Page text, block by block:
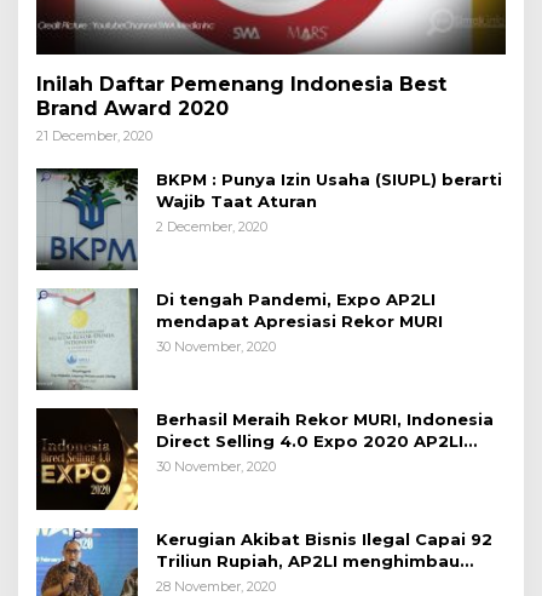
Inilah Daftar Pemenang Indonesia Best
Brand Award 2020
21 December, 2020
BKPM : Punya Izin Usaha (SIUPL) berarti
Wajib Taat Aturan
2 December, 2020
Di tengah Pandemi, Expo AP2LI
mendapat Apresiasi Rekor MURI
30 November, 2020
Berhasil Meraih Rekor MURI, Indonesia
Direct Selling 4.0 Expo 2020 AP2LI
berakhir sangat memuaskan
30 November, 2020
Kerugian Akibat Bisnis Ilegal Capai 92
Triliun Rupiah, AP2LI menghimbau
masyarakat Waspada.
28 November, 2020